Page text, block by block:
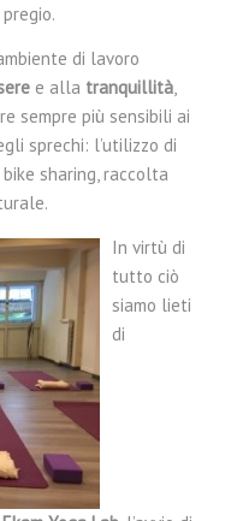
di lavoro
e alla tranquillità,
sempre più sensibili ai
sprechi: l’utilizzo di
sharing, raccolta
In virtù di
tutto ciò
siamo lieti
di